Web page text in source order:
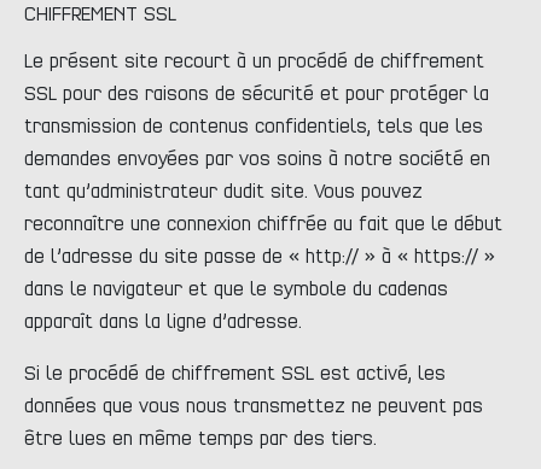
CHIFFREMENT SSL
Le présent site recourt à un procédé de chiffrement
SSL pour des raisons de sécurité et pour protéger la
transmission de contenus confidentiels, tels que les
demandes envoyées par vos soins à notre société en
tant qu’administrateur dudit site. Vous pouvez
reconnaître une connexion chiffrée au fait que le début
de l’adresse du site passe de « http:// » à « https:// »
dans le navigateur et que le symbole du cadenas
apparaît dans la ligne d’adresse.
Si le procédé de chiffrement SSL est activé, les
données que vous nous transmettez ne peuvent pas
être lues en même temps par des tiers.